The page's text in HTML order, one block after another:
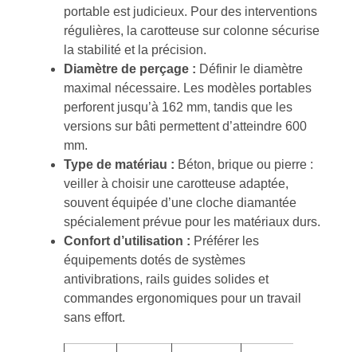
portable est judicieux. Pour des interventions
régulières, la carotteuse sur colonne sécurise
la stabilité et la précision.
Diamètre de perçage : Définir le diamètre
maximal nécessaire. Les modèles portables
perforent jusqu’à 162 mm, tandis que les
versions sur bâti permettent d’atteindre 600
mm.
Type de matériau : Béton, brique ou pierre :
veiller à choisir une carotteuse adaptée,
souvent équipée d’une cloche diamantée
spécialement prévue pour les matériaux durs.
Confort d’utilisation : Préférer les
équipements dotés de systèmes
antivibrations, rails guides solides et
commandes ergonomiques pour un travail
sans effort.